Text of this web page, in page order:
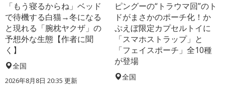
「もう寝るからね」ベッド
で待機する白猫→冬になる
と現れる「腕枕ヤクザ」の
予想外な生態【作者に聞
く】
全国
2026年8月8日 20:35 更新
ピングーの“トラウマ回”のト
ドがまさかのポーチ化！か
ぷえぼ限定カプセルトイに
「スマホストラップ」と
「フェイスポーチ」全10種
が登場
全国